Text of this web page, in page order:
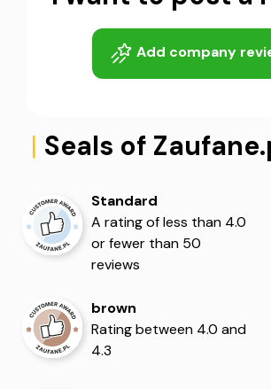
Add company
| Seals of
Standard
A rating of less than 4.0
or fewer than 50
reviews
brown
Rating between 4.0 and
4.3